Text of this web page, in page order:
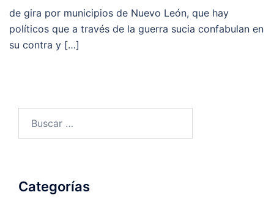
de gira por municipios de Nuevo León, que hay
políticos que a través de la guerra sucia confabulan en
su contra y […]
Categorías